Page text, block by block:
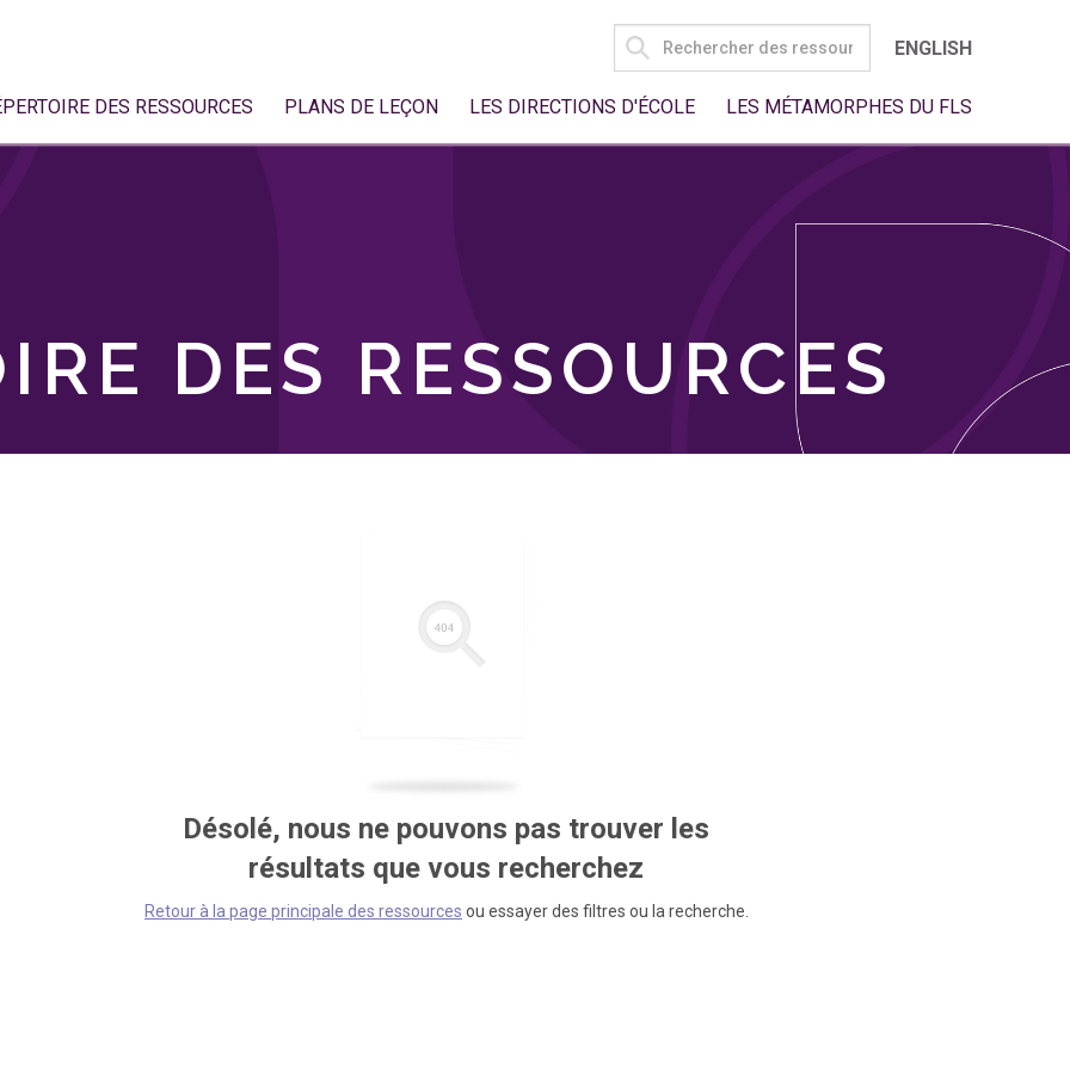
SEARCH
FOR:
ENGLISH
DES RESSOURCES PLANS DE LEÇON LES DIRECTIONS D'ÉCOLE LES MÉTAMORPHES DU FLS
DES RESSOURCES
Désolé, nous ne pouvons pas trouver les
résultats que vous recherchez
Retour à la page principale des ressources ou essayer des filtres ou la recherche.